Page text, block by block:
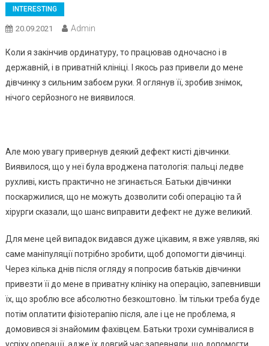
INTERESTING
20.09.2021 Admin
Коли я закінчив ординатуру, то працював одночасно і в
державній, і в приватній клініці. І якось раз привели до мене
дівчинку з сильним забоєм руки. Я оглянув її, зробив знімок,
нічого серйозного не виявилося.
Але мою увагу привернув деякий дефект кисті дівчинки.
Виявилося, що у неї була вроджена патологія: пальці ледве
рухливі, кисть практично не згинається. Батьки дівчинки
поскаржилися, що не можуть дозволити собі операцію та й
хірурги сказали, що шанс виправити дефект не дуже великий.
Для мене цей випадок видався дуже цікавим, я вже уявляв, які
саме маніпуляції потрібно зробити, щоб допомогти дівчинці.
Через кілька днів після огляду я попросив батьків дівчинки
привезти її до мене в приватну клініку на операцію, запевнивши
їх, що зроблю все абсолютно безкоштовно. Їм тільки треба буде
потім оплатити фізіотерапію після, але і це не проблема, я
домовився зі знайомим фахівцем. Батьки трохи сумнівалися в